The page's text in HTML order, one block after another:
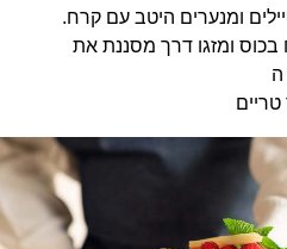
ומנערים היטב עם קרח.
ומזגו דרך מסננת את